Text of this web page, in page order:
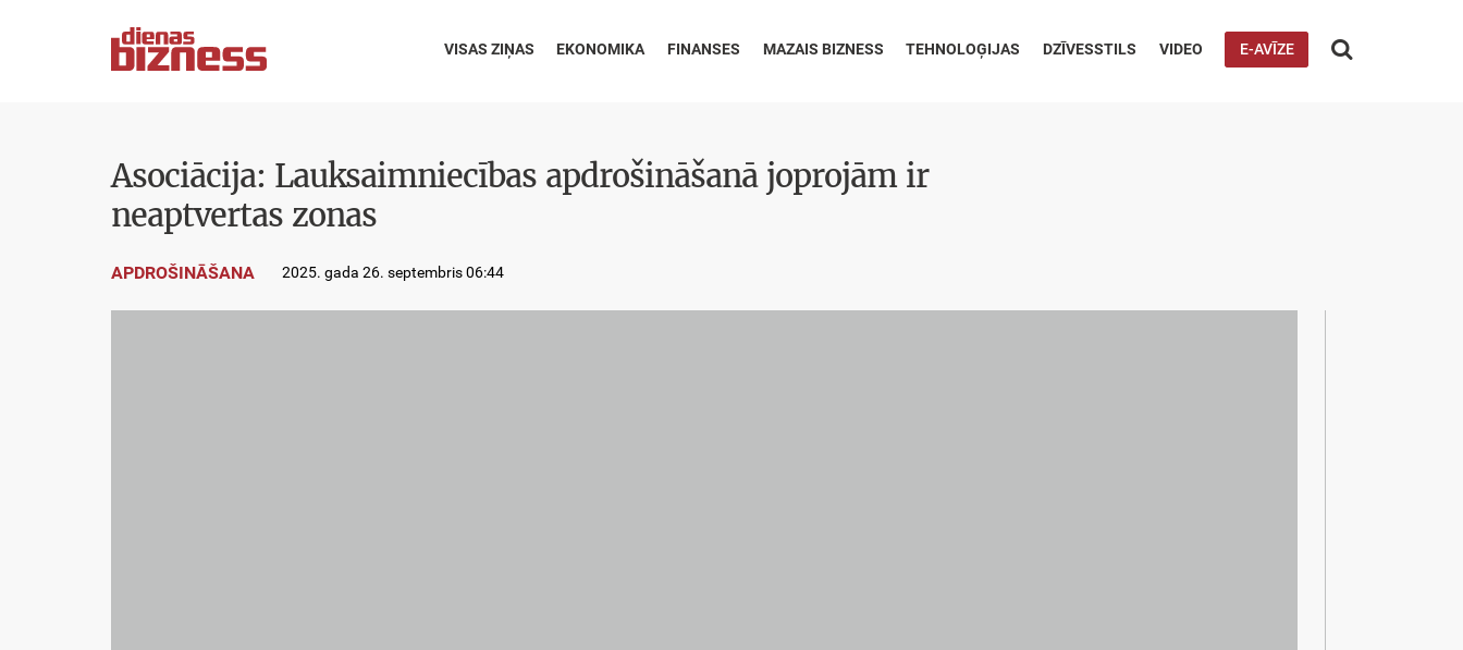
VISAS ZIŅAS EKONOMIKA FINANSES MAZAIS BIZNESS TEHNOLOĢIJAS DZĪVESSTILS VIDEO E-AVĪZE 
Asociācija: Lauksaimniecības apdrošināšanā joprojām ir
neaptvertas zonas
APDROŠINĀŠANA 2025. gada 26. septembris 06:44